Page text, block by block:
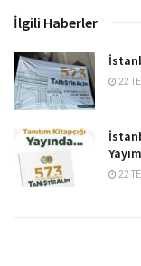
İlgili Haberler
22
22